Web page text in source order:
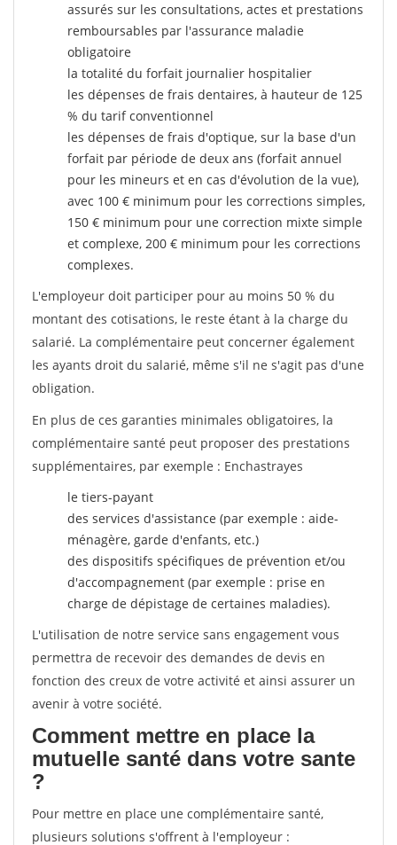
assurés sur les consultations, actes et prestations
remboursables par l'assurance maladie
obligatoire
la totalité du forfait journalier hospitalier
les dépenses de frais dentaires, à hauteur de 125
% du tarif conventionnel
les dépenses de frais d'optique, sur la base d'un
forfait par période de deux ans (forfait annuel
pour les mineurs et en cas d'évolution de la vue),
avec 100 € minimum pour les corrections simples,
150 € minimum pour une correction mixte simple
et complexe, 200 € minimum pour les corrections
complexes.
L'employeur doit participer pour au moins 50 % du
montant des cotisations, le reste étant à la charge du
salarié. La complémentaire peut concerner également
les ayants droit du salarié, même s'il ne s'agit pas d'une
obligation.
En plus de ces garanties minimales obligatoires, la
complémentaire santé peut proposer des prestations
supplémentaires, par exemple : Enchastrayes
le tiers-payant
des services d'assistance (par exemple : aide-
ménagère, garde d'enfants, etc.)
des dispositifs spécifiques de prévention et/ou
d'accompagnement (par exemple : prise en
charge de dépistage de certaines maladies).
L'utilisation de notre service sans engagement vous
permettra de recevoir des demandes de devis en
fonction des creux de votre activité et ainsi assurer un
avenir à votre société.
Comment mettre en place la
mutuelle santé dans votre sante
?
Pour mettre en place une complémentaire santé,
plusieurs solutions s'offrent à l'employeur :